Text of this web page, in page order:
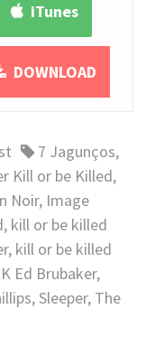
iTunes
DOWNLOAD
7 Jagunços,
Kill or be Killed,
Noir, Image
, kill or be killed
, kill or be killed
Ed Brubaker,
,Sleeper, The